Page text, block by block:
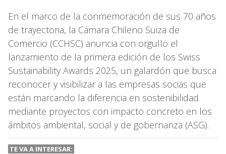
En el marco de la conmemoración de sus 70 años
de trayectoria, la Cámara Chileno Suiza de
Comercio (CCHSC) anuncia con orgullo el
lanzamiento de la primera edición de los Swiss
Sustainability Awards 2025, un galardón que busca
reconocer y visibilizar a las empresas socias que
están marcando la diferencia en sostenibilidad
mediante proyectos con impacto concreto en los
ámbitos ambiental, social y de gobernanza (ASG).
TE VA A INTERESAR: